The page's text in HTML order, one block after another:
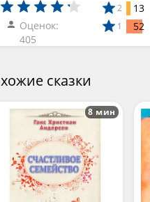
Оценок:
405
2 13
1 52
сказки
8 мин